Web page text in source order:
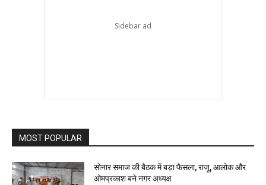
MOST POPULAR
सोनार समाज की बैठक में बड़ा फैसला, राजू, आलोक और
ओमप्रकाश बने नगर अध्यक्ष